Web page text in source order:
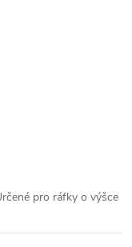
pro ráfky o výšce